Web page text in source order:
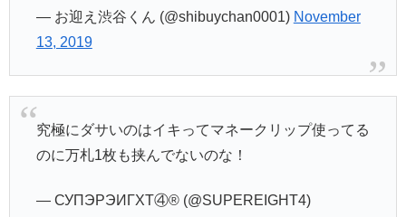
— お迎え渋谷くん (@shibuychan0001) November
13, 2019
究極にダサいのはイキってマネークリップ使ってる
のに万札1枚も挟んでないのな！
— СУПЭРЭИГХТ④®︎ (@SUPEREIGHT4)